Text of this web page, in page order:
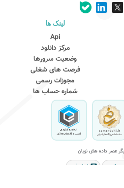
و فروش
بله کلیک کنید
فروش
نره!
لینک ها
Api
مرکز دانلود
وضعیت سرورها
فرصت های شغلی
مجوزات رسمی
شماره حساب ها
عصر داده های نویان
هاست نویان فیت